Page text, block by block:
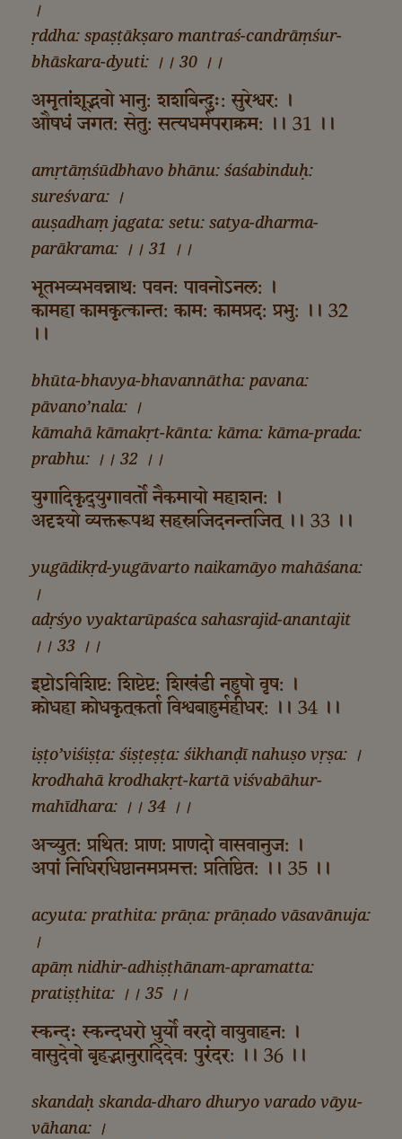
।
ṛddha: spaṣṭākṣaro mantraś-candrāṃśur-
bhāskara-dyuti: ।। 30 ।।
अमृतांशूद्भवो भानु: शशबिन्दुः: सुरेश्वर: ।
औषधं जगत: सेतु: सत्यधर्मपराक्रम: ।। 31 ।।
amṛtāṃśūdbhavo bhānu: śaśabinduḥ:
sureśvara: ।
auṣadhaṃ jagata: setu: satya-dharma-
parākrama: ।। 31 ।।
भूतभव्यभवन्नाथ: पवन: पावनोऽनल: ।
कामहा कामकृत्कान्त: काम: कामप्रद: प्रभु: ।। 32
।।
bhūta-bhavya-bhavannātha: pavana:
pāvano’nala: ।
kāmahā kāmakṛt-kānta: kāma: kāma-prada:
prabhu: ।। 32 ।।
युगादिकृद्‌युगावर्तो नैकमायो महाशन: ।
अदृश्यो व्यक्तरूपश्च सहस्रजिदनन्तजित्‌ ।। 33 ।।
yugādikṛd-yugāvarto naikamāyo mahāśana:
।
adṛśyo vyaktarūpaśca sahasrajid-anantajit
।। 33 ।।
इष्टोऽविशिष्ट: शिष्टेष्ट: शिखंडी नहुषो वृष: ।
क्रोधहा क्रोधकृत्‌कर्ता विश्वबाहुर्महीधर: ।। 34 ।।
iṣṭo’viśiṣṭa: śiṣṭeṣṭa: śikhanḍī nahuṣo vṛṣa: ।
krodhahā krodhakṛt-kartā viśvabāhur-
mahīdhara: ।। 34 ।।
अच्युत: प्रथित: प्राण: प्राणदो वासवानुज: ।
अपां निधिरधिष्ठानमप्रमत्त: प्रतिष्ठित: ।। 35 ।।
acyuta: prathita: prāṇa: prāṇado vāsavānuja:
।
apāṃ nidhir-adhiṣṭhānam-apramatta:
pratiṣṭhita: ।। 35 ।।
स्कन्दः स्कन्दधरो धुर्यो वरदो वायुवाहन: ।
वासुदेवो बृहद्भा‌नुरादिदेव: पुरंदर: ।। 36 ।।
skandaḥ skanda-dharo dhuryo varado vāyu-
vāhana: ।